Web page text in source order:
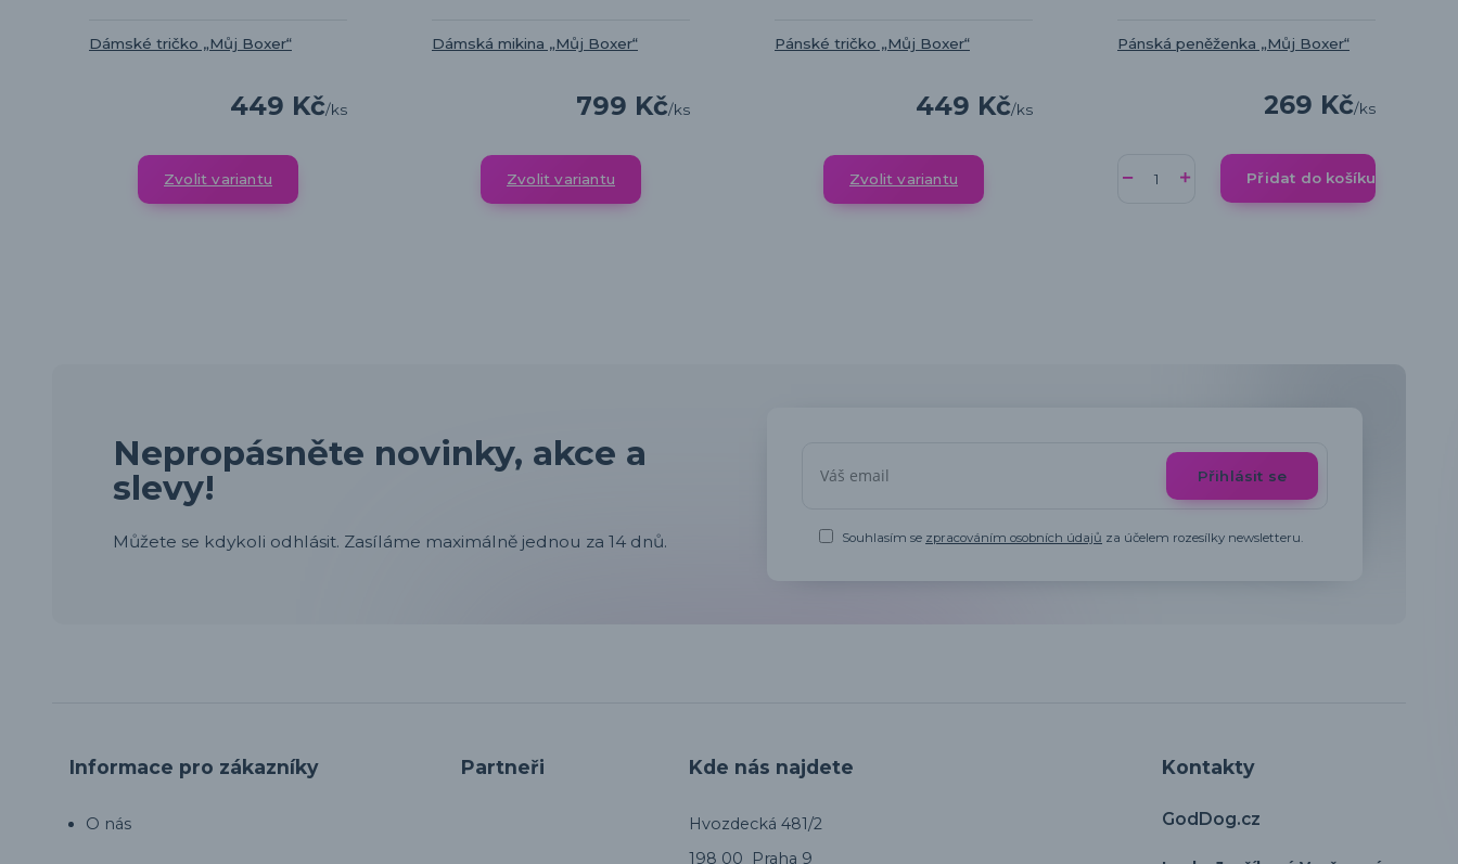
Dámské tričko „Můj Boxer“
449 Kč/ks
Zvolit variantu
Dámská mikina „Můj Boxer“
799 Kč/ks
Zvolit variantu
Pánské tričko „Můj Boxer“
449 Kč/ks
Zvolit variantu
Pánská peněženka „Můj Boxer“
269 Kč/ks
Přidat do košíku
Nepropásněte novinky, akce a
slevy!
Můžete se kdykoli odhlásit. Zasíláme maximálně jednou za 14 dnů.
Přihlásit se
Souhlasím se zpracováním osobních údajů za účelem rozesílky newsletteru.
Informace pro zákazníky
O nás
Partneři Kde nás najdete
Hvozdecká 481/2
198 00 Praha 9
Kontakty
GodDog.cz